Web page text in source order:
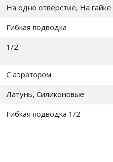
На одно отверстие, На гайке
Гибкая подводка
1/2
С аэратором
Латунь, Силиконовые
Гибкая подводка 1/2